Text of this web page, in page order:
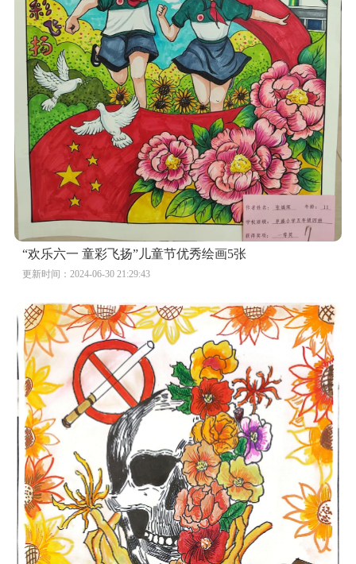
“欢乐六一 童彩飞扬”儿童节优秀绘画5张
更新时间：2024-06-30 21:29:43